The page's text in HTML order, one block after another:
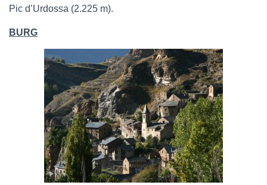
Pic d’Urdossa (2.225 m).
BURG